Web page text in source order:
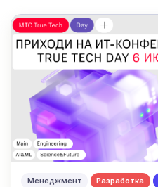
Менеджмент Разработка